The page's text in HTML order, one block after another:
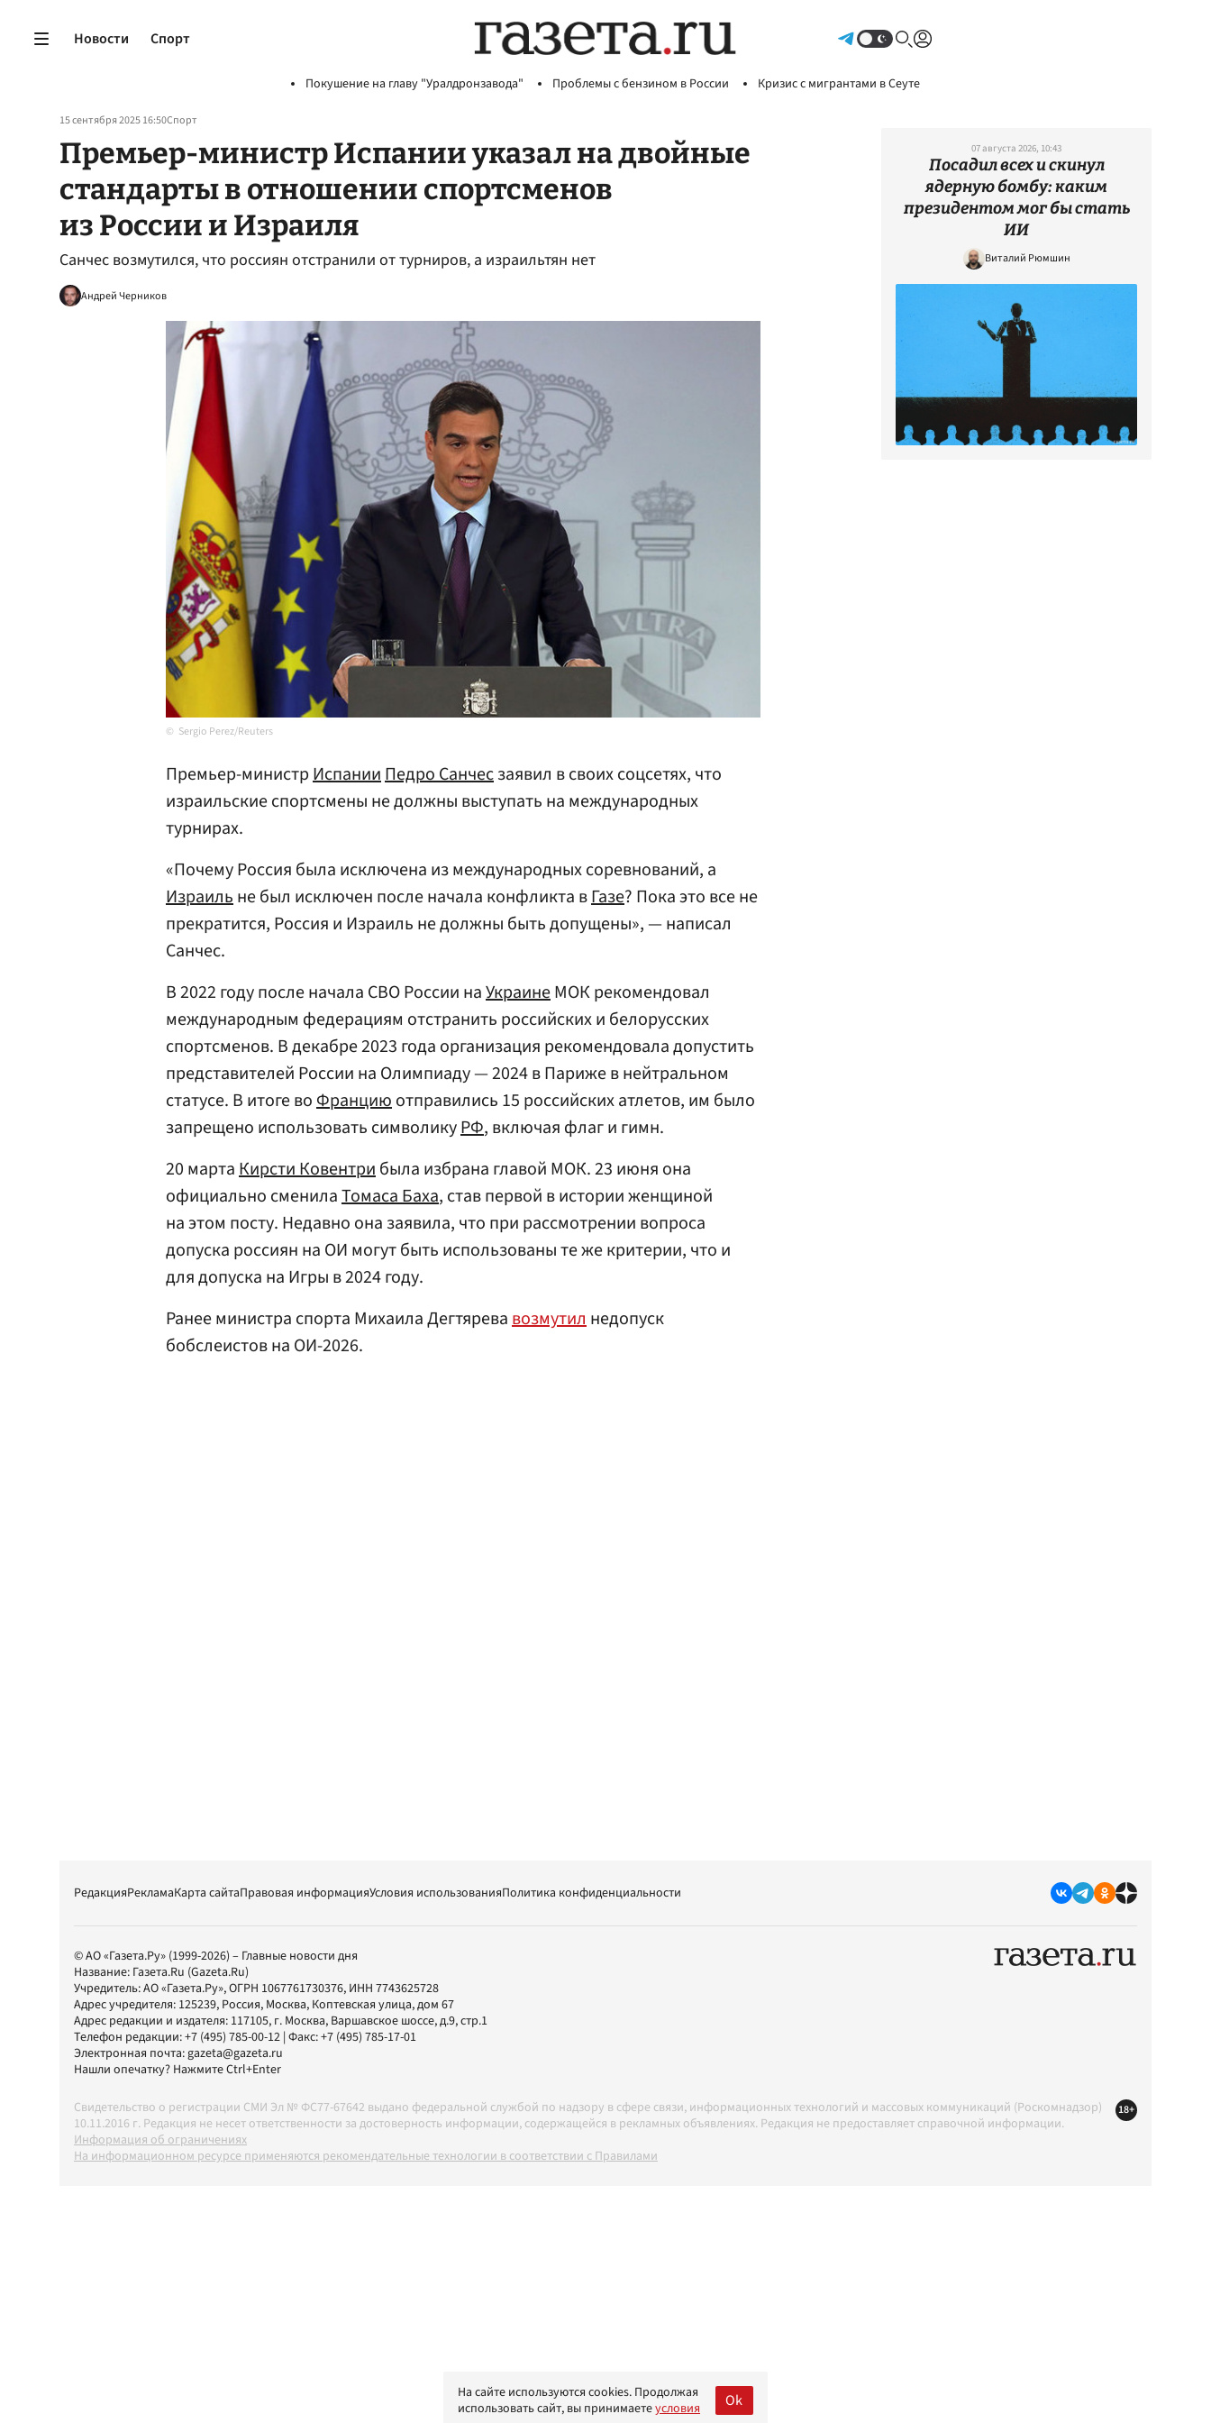
Новости Спорт
Покушение на главу "Уралдронзавода" Проблемы с бензином в России Кризис с мигрантами в Сеуте
15 сентября 2025 16:50Спорт
Премьер-министр Испании указал на двойные
стандарты в отношении спортсменов
из России и Израиля
Санчес возмутился, что россиян отстранили от турниров, а израильтян нет
Андрей Черников
Sergio Perez/Reuters
Премьер-министрИспанииПедро Санчесзаявил в своих соцсетях, что
израильские спортсмены не должны выступать на международных
турнирах.
«Почему Россия была исключена из международных соревнований, а
Израильне был исключен после начала конфликта вГазе? Пока это все не
прекратится, Россия и Израиль не должны быть допущены», — написал
Санчес.
В 2022 году после начала СВО России наУкраинеМОК рекомендовал
международным федерациям отстранить российских и белорусских
спортсменов. В декабре 2023 года организация рекомендовала допустить
представителей России на Олимпиаду — 2024 в Париже в нейтральном
статусе. В итоге воФранциюотправились 15 российских атлетов, им было
запрещено использовать символикуРФ, включая флаг и гимн.
20 мартаКирсти Ковентрибыла избрана главой МОК. 23 июня она
официально сменилаТомаса Баха, став первой в истории женщиной
на этом посту. Недавно она заявила, что при рассмотрении вопроса
допуска россиян на ОИ могут быть использованы те же критерии, что и
для допуска на Игры в 2024 году.
Ранее министра спорта Михаила Дегтяревавозмутилнедопуск
бобслеистов на ОИ-2026.
07 августа 2026, 10:43
Посадил всех и скинул
ядерную бомбу: каким
президентом мог бы стать
ИИ
Виталий Рюмшин
РедакцияРекламаКарта сайтаПравовая информацияУсловия использованияПолитика конфиденциальности
© АО «Газета.Ру» (1999-2026) – Главные новости дня
Название: Газета.Ru (Gazeta.Ru)
Учредитель:АО «Газета.Ру», ОГРН 1067761730376, ИНН 7743625728
Адрес учредителя: 125239, Россия, Москва, Коптевская улица, дом 67
Адрес редакции и издателя: 117105, г. Москва, Варшавское шоссе, д.9, стр.1
Телефон редакции:+7 (495) 785-00-12 | Факс:+7 (495) 785-17-01
Электронная почта:gazeta@gazeta.ru
Нашли опечатку? Нажмите Ctrl+Enter
Свидетельство о регистрации СМИ Эл № ФС77-67642 выдано федеральной службой по надзору в сфере связи, информационных технологий и массовых коммуникаций (Роскомнадзор)
10.11.2016 г. Редакция не несет ответственности за достоверность информации, содержащейся в рекламных объявлениях. Редакция не предоставляет справочной информации.
Информация об ограничениях
На информационном ресурсе применяются рекомендательные технологии в соответствии с Правилами
18+
На сайте используются cookies. Продолжая
использовать сайт, вы принимаетеусловия Ok